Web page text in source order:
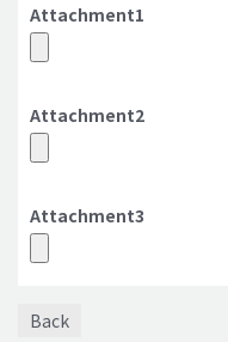
Attachment1
Attachment2
Attachment3
Back